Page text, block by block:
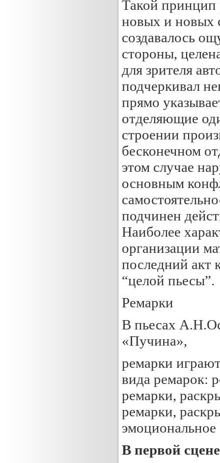
Такой принцип
новых и новых
создавалось
стороны,
для зрителя
подчеркивал
прямо
отделяющие
строении
бесконечном
этом случае
основным
подчинен
Наиболее
организации
последний акт
“целой пьесы”.
Ремарки
В пьесах
«Пучина»,
ремарки
вида ремарок:
ремарки,
ремарки,
эмоциональное
В первой сцене